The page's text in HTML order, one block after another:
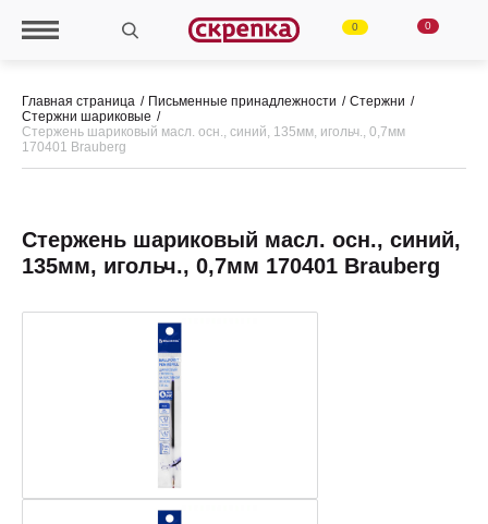
0 0
Главная страница Письменные принадлежности
Стержни
Стержни шариковые
Стержень шариковый масл. осн., синий, 135мм, игольч., 0,7мм
170401 Brauberg
Стержень шариковый масл. осн., синий,
135мм, игольч., 0,7мм 170401 Brauberg